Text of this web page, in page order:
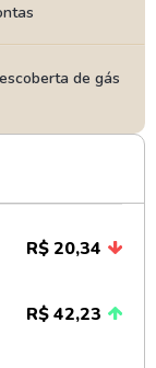
de gás
R$ 20,34
R$ 42,23